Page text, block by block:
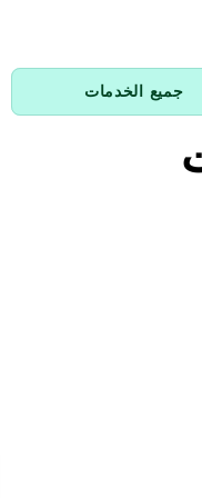
جميع الخدمات